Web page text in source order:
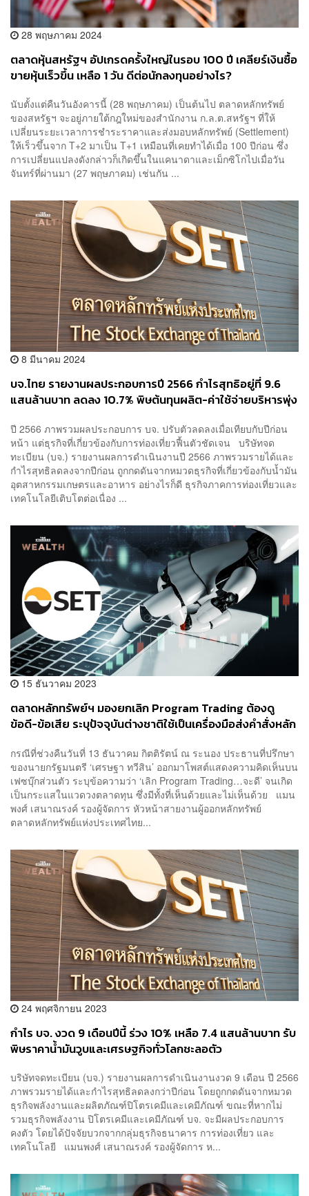
28 พฤษภาคม 2024
ตลาดหุ้นสหรัฐฯ อัปเกรดครั้งใหญ่ในรอบ 100 ปี เคลียร์เงินซื้อ
ขายหุ้นเร็วขึ้น เหลือ 1 วัน ดีต่อนักลงทุนอย่างไร?
นับตั้งแต่คืนวันอังคารนี้ (28 พฤษภาคม) เป็นต้นไป ตลาดหลักทรัพย์
ของสหรัฐฯ จะอยู่ภายใต้กฎใหม่ของสำนักงาน ก.ล.ต.สหรัฐฯ ที่ให้
เปลี่ยนระยะเวลาการชำระราคาและส่งมอบหลักทรัพย์ (Settlement)
ให้เร็วขึ้นจาก T+2 มาเป็น T+1 เหมือนที่เคยทำได้เมื่อ 100 ปีก่อน ซึ่ง
การเปลี่ยนแปลงดังกล่าวก็เกิดขึ้นในแคนาดาและเม็กซิโกไปเมื่อวัน
จันทร์ที่ผ่านมา (27 พฤษภาคม) เช่นกัน ...
8 มีนาคม 2024
บจ.ไทย รายงานผลประกอบการปี 2566 กำไรสุทธิอยู่ที่ 9.6
แสนล้านบาท ลดลง 10.7% พิษต้นทุนผลิต-ค่าใช้จ่ายบริหารพุ่ง
ปี 2566 ภาพรวมผลประกอบการ บจ. ปรับตัวลดลงเมื่อเทียบกับปีก่อน
หน้า แต่ธุรกิจที่เกี่ยวข้องกับการท่องเที่ยวฟื้นตัวชัดเจน บริษัทจด
ทะเบียน (บจ.) รายงานผลการดำเนินงานปี 2566 ภาพรวมรายได้และ
กำไรสุทธิลดลงจากปีก่อน ถูกกดดันจากหมวดธุรกิจที่เกี่ยวข้องกับน้ำมัน
อุตสาหกรรมเกษตรและอาหาร อย่างไรก็ดี ธุรกิจภาคการท่องเที่ยวและ
เทคโนโลยีเติบโตต่อเนื่อง ...
15 ธันวาคม 2023
ตลาดหลักทรัพย์ฯ มองยกเลิก Program Trading ต้องดู
ข้อดี-ข้อเสีย ระบุปัจจุบันต่างชาติใช้เป็นเครื่องมือส่งคำสั่งหลัก
กรณีที่ช่วงคืนวันที่ 13 ธันวาคม กิตติรัตน์ ณ ระนอง ประธานที่ปรึกษา
ของนายกรัฐมนตรี ‘เศรษฐา ทวีสิน’ ออกมาโพสต์แสดงความคิดเห็นบน
เฟซบุ๊กส่วนตัว ระบุข้อความว่า ‘เลิก Program Trading…จะดี’ จนเกิด
เป็นกระแสในแวดวงตลาดทุน ซึ่งมีทั้งที่เห็นด้วยและไม่เห็นด้วย แมน
พงศ์ เสนาณรงค์ รองผู้จัดการ หัวหน้าสายงานผู้ออกหลักทรัพย์
ตลาดหลักทรัพย์แห่งประเทศไทย...
24 พฤศจิกายน 2023
กำไร บจ. งวด 9 เดือนปีนี้ ร่วง 10% เหลือ 7.4 แสนล้านบาท รับ
พิษราคาน้ำมันวูบและเศรษฐกิจทั่วโลกชะลอตัว
บริษัทจดทะเบียน (บจ.) รายงานผลการดำเนินงานงวด 9 เดือน ปี 2566
ภาพรวมรายได้และกำไรสุทธิลดลงกว่าปีก่อน โดยถูกกดดันจากหมวด
ธุรกิจพลังงานและผลิตภัณฑ์ปิโตรเคมีและเคมีภัณฑ์ ขณะที่หากไม่
รวมธุรกิจพลังงาน ปิโตรเคมีและเคมีภัณฑ์ บจ. จะมีผลประกอบการ
คงตัว โดยได้ปัจจัยบวกจากกลุ่มธุรกิจธนาคาร การท่องเที่ยว และ
เทคโนโลยี แมนพงศ์ เสนาณรงค์ รองผู้จัดการ ห...